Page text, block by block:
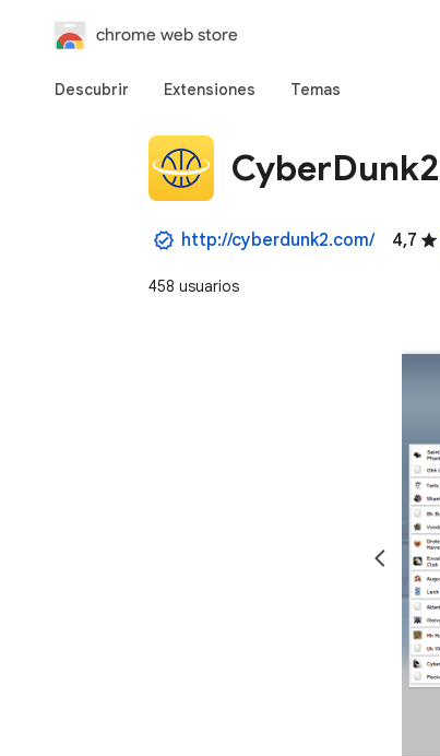
chrome web store
Descubrir Extensiones Temas
http://cyberdunk2.com/ 4,7
458 usuarios